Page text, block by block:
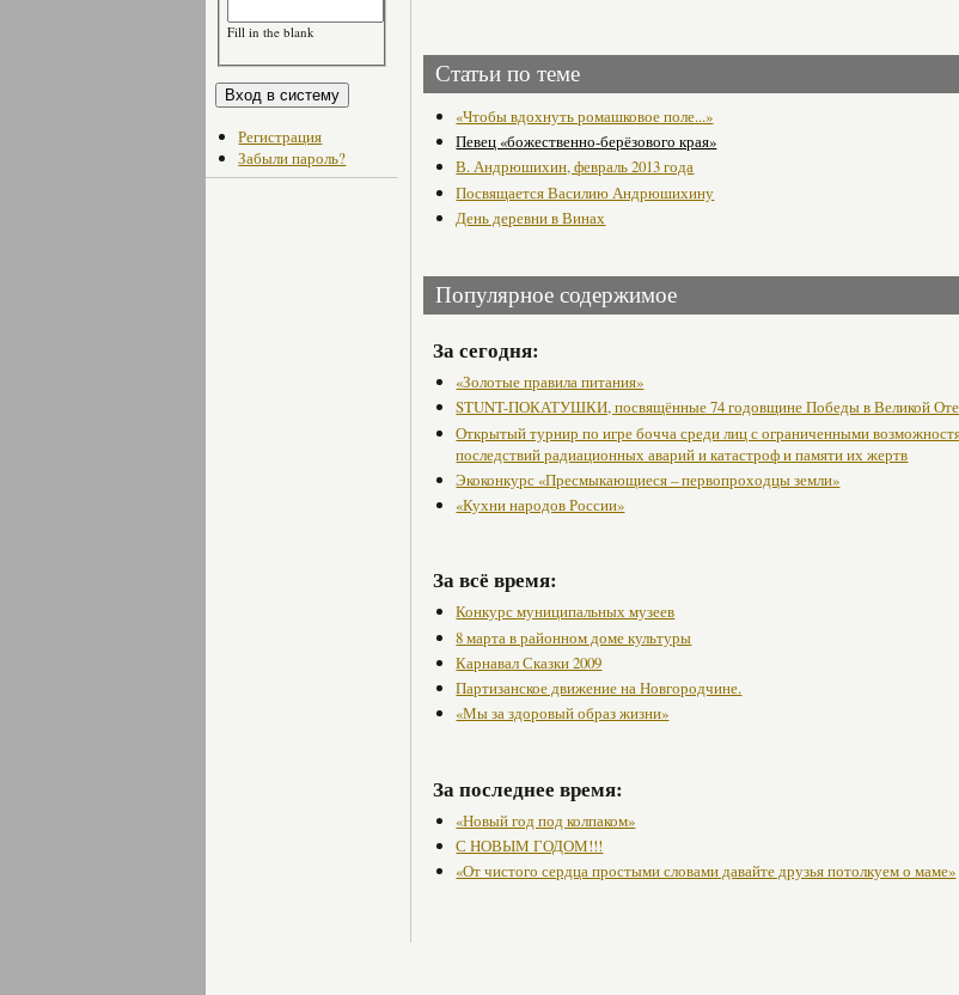
Fill in the blank
Регистрация
Забыли пароль?
Статьи по теме
«Чтобы вдохнуть ромашковое поле...»
Певец «божественно-берёзового края»
В. Андрюшихин, февраль 2013 года
Посвящается Василию Андрюшихину
День деревни в Винах
Популярное содержимое
За сегодня:
«Золотые правила питания»
STUNT-ПОКАТУШКИ, посвящённые 74 годовщине Победы в Великой
Открытый турнир по игре бочча среди лиц с ограниченными
последствий радиационных аварий и катастроф и памяти их жертв
Экоконкурс «Пресмыкающиеся – первопроходцы земли»
«Кухни народов России»
За всё время:
Конкурс муниципальных музеев
8 марта в районном доме культуры
Карнавал Сказки 2009
Партизанское движение на Новгородчине.
«Мы за здоровый образ жизни»
За последнее время:
«Новый год под колпаком»
С НОВЫМ ГОДОМ!!!
«От чистого сердца простыми словами давайте друзья потолкуем о маме»